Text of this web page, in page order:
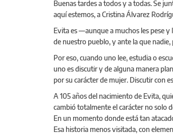
Buenas tardes a todos y a todas. Se
aquí estemos, a Cristina Álvarez
Evita es —aunque a muchos les pese
de nuestro pueblo, y ante la que
Por eso, cuando uno lee, estudia o
uno es discutir y de alguna manera
por su carácter de mujer. Discutir con
A 105 años del nacimiento de Evita,
cambió totalmente el carácter no solo
En un momento donde está tan
Esa historia menos visitada, con